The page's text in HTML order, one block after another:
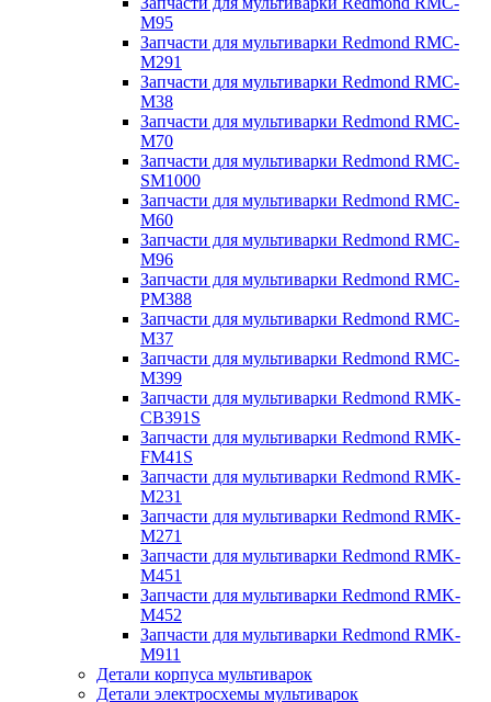
M95
Запчасти для мультиварки Redmond RMC-
M291
Запчасти для мультиварки Redmond RMC-
M38
Запчасти для мультиварки Redmond RMC-
M70
Запчасти для мультиварки Redmond RMC-
SM1000
Запчасти для мультиварки Redmond RMC-
M60
Запчасти для мультиварки Redmond RMC-
M96
Запчасти для мультиварки Redmond RMC-
PM388
Запчасти для мультиварки Redmond RMC-
M37
Запчасти для мультиварки Redmond RMC-
M399
Запчасти для мультиварки Redmond RMK-
CB391S
Запчасти для мультиварки Redmond RMK-
FM41S
Запчасти для мультиварки Redmond RMK-
M231
Запчасти для мультиварки Redmond RMK-
M271
Запчасти для мультиварки Redmond RMK-
M451
Запчасти для мультиварки Redmond RMK-
M452
Запчасти для мультиварки Redmond RMK-
M911
Детали корпуса мультиварок
Детали электросхемы мультиварок